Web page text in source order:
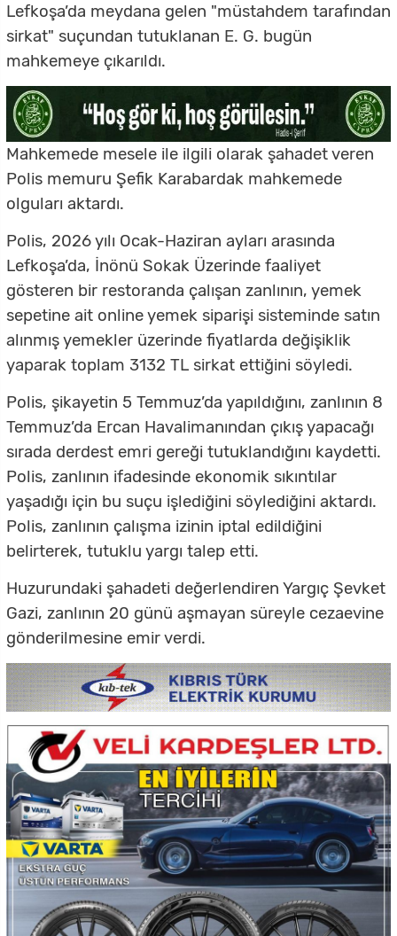
Lefkoşa’da meydana gelen "müstahdem tarafından
sirkat" suçundan tutuklanan E. G. bugün
mahkemeye çıkarıldı.
Mahkemede mesele ile ilgili olarak şahadet veren
Polis memuru Şefik Karabardak mahkemede
olguları aktardı.
Polis, 2026 yılı Ocak-Haziran ayları arasında
Lefkoşa’da, İnönü Sokak Üzerinde faaliyet
gösteren bir restoranda çalışan zanlının, yemek
sepetine ait online yemek siparişi sisteminde satın
alınmış yemekler üzerinde fiyatlarda değişiklik
yaparak toplam 3132 TL sirkat ettiğini söyledi.
Polis, şikayetin 5 Temmuz’da yapıldığını, zanlının 8
Temmuz’da Ercan Havalimanından çıkış yapacağı
sırada derdest emri gereği tutuklandığını kaydetti.
Polis, zanlının ifadesinde ekonomik sıkıntılar
yaşadığı için bu suçu işlediğini söylediğini aktardı.
Polis, zanlının çalışma izinin iptal edildiğini
belirterek, tutuklu yargı talep etti.
Huzurundaki şahadeti değerlendiren Yargıç Şevket
Gazi, zanlının 20 günü aşmayan süreyle cezaevine
gönderilmesine emir verdi.